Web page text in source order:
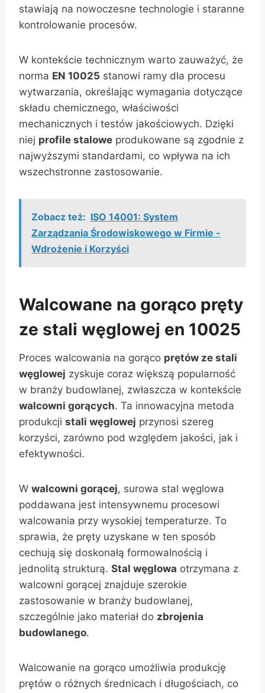
stawiają na nowoczesne technologie i staranne
kontrolowanie procesów.
W kontekście technicznym warto zauważyć, że
norma EN 10025 stanowi ramy dla procesu
wytwarzania, określając wymagania dotyczące
składu chemicznego, właściwości
mechanicznych i testów jakościowych. Dzięki
niej profile stalowe produkowane są zgodnie z
najwyższymi standardami, co wpływa na ich
wszechstronne zastosowanie.
Zobacz też: ISO 14001: System
Zarządzania Środowiskowego w Firmie -
Wdrożenie i Korzyści
Walcowane na gorąco pręty
ze stali węglowej en 10025
Proces walcowania na gorąco prętów ze stali
węglowej zyskuje coraz większą popularność
w branży budowlanej, zwłaszcza w kontekście
walcowni gorących. Ta innowacyjna metoda
produkcji stali węglowej przynosi szereg
korzyści, zarówno pod względem jakości, jak i
efektywności.
W walcowni gorącej, surowa stal węglowa
poddawana jest intensywnemu procesowi
walcowania przy wysokiej temperaturze. To
sprawia, że pręty uzyskane w ten sposób
cechują się doskonałą formowalnością i
jednolitą strukturą. Stal węglowa otrzymana z
walcowni gorącej znajduje szerokie
zastosowanie w branży budowlanej,
szczególnie jako materiał do zbrojenia
budowlanego.
Walcowanie na gorąco umożliwia produkcję
prętów o różnych średnicach i długościach, co